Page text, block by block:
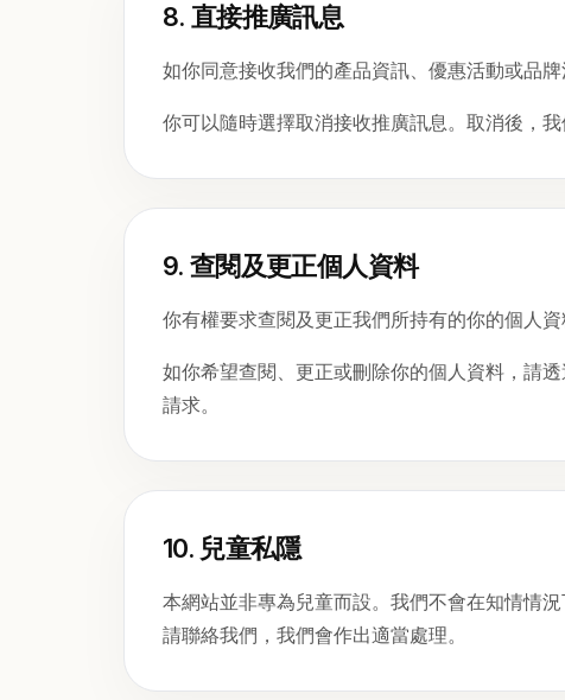
8. 直接推廣訊息
如你同意接收我們的產品資訊、優惠活動或品
你可以隨時選擇取消接收推廣訊息。取消後，
9. 查閱及更正個人資料
你有權要求查閱及更正我們所持有的你的個人
如你希望查閱、更正或刪除你的個人資料，請
請求。
10. 兒童私隱
本網站並非專為兒童而設。我們不會在知情情
請聯絡我們，我們會作出適當處理。